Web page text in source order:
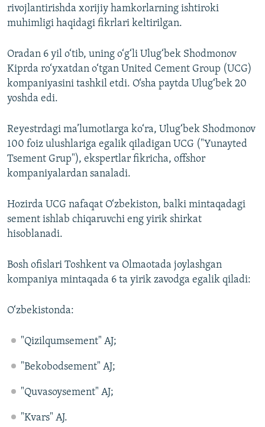
rivojlantirishda xorijiy hamkorlarning ishtiroki
muhimligi haqidagi fikrlari keltirilgan.
Oradan 6 yil o‘tib, uning o‘g‘li Ulug‘bek Shodmonov
Kiprda ro‘yxatdan o‘tgan United Cement Group (UCG)
kompaniyasini tashkil etdi. O‘sha paytda Ulug‘bek 20
yoshda edi.
Reyestrdagi ma’lumotlarga ko‘ra, Ulug‘bek Shodmonov
100 foiz ulushlariga egalik qiladigan UCG ("Yunayted
Tsement Grup"), ekspertlar fikricha, offshor
kompaniyalardan sanaladi.
Hozirda UCG nafaqat O‘zbekiston, balki mintaqadagi
sement ishlab chiqaruvchi eng yirik shirkat
hisoblanadi.
Bosh ofislari Toshkent va Olmaotada joylashgan
kompaniya mintaqada 6 ta yirik zavodga egalik qiladi:
O‘zbekistonda:
"Qizilqumsement" AJ;
"Bekobodsement" AJ;
"Quvasoysement" AJ;
"Kvars" AJ.